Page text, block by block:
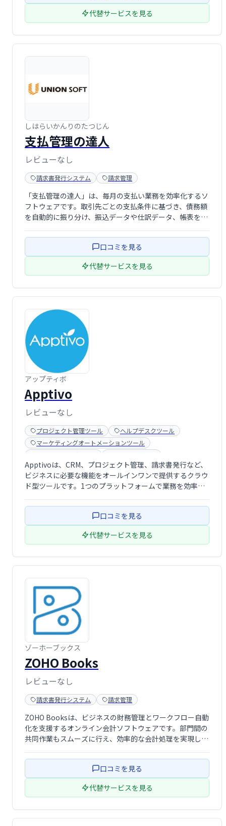
代替サービスを見る
しはらいかんりのたつじん
支払管理の達人
レビューなし
請求書発行システム 請求管理
「支払管理の達人」は、毎月の支払い業務を効率化するソ
フトウェアです。取引先ごとの支払条件に基づき、債務額
を自動的に振り分け、振込データや仕訳データ、帳表を自
トを削減します。
口コミを見る
代替サービスを見る
アップティボ
Apptivo
レビューなし
プロジェクト管理ツール
ヘルプデスクツール
マーケティングオートメーションツール
マーケティングソフト
請求書発行システム
請求管理
顧客管理システム(CRM)
Apptivoは、CRM、プロジェクト管理、請求書発行など、
ビジネスに必要な機能をオールインワンで提供するクラウ
ド型ツールです。1つのプラットフォームで業務を効率化
できる柔軟性と、直感的な操作性を兼ね備えています。中
小企業から大企業まで、幅広い規模 …
口コミを見る
代替サービスを見る
ゾーホーブックス
ZOHO Books
レビューなし
請求書発行システム 請求管理
ZOHO Booksは、ビジネスの財務管理とワークフロー自動
化を支援するオンライン会計ソフトウェアです。部門間の
共同作業もスムーズに行え、効率的な会計処理を実現しま
ます。
口コミを見る
代替サービスを見る